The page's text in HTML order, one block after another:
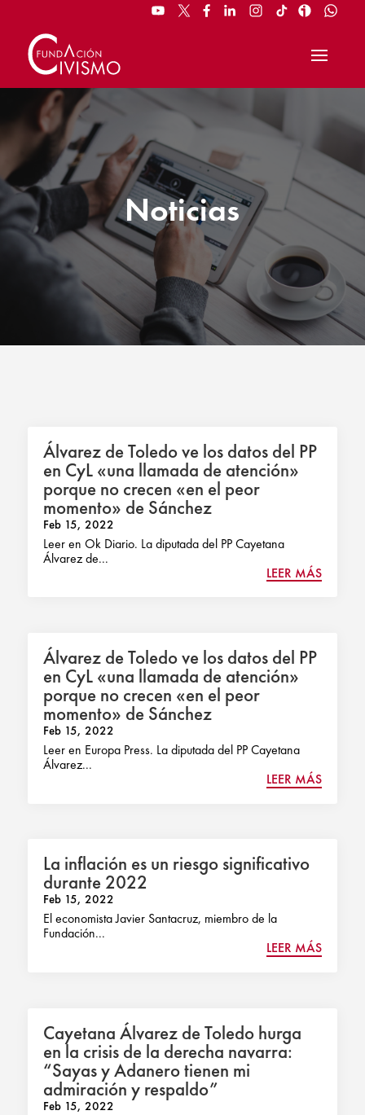
Noticias
Álvarez de Toledo ve los datos del PP
en CyL «una llamada de atención»
porque no crecen «en el peor
momento» de Sánchez
Feb 15, 2022
Leer en Ok Diario. La diputada del PP Cayetana
Álvarez de...
LEER MÁS
Álvarez de Toledo ve los datos del PP
en CyL «una llamada de atención»
porque no crecen «en el peor
momento» de Sánchez
Feb 15, 2022
Leer en Europa Press. La diputada del PP Cayetana
Álvarez...
LEER MÁS
La inflación es un riesgo significativo
durante 2022
Feb 15, 2022
El economista Javier Santacruz, miembro de la
Fundación...
LEER MÁS
Cayetana Álvarez de Toledo hurga
en la crisis de la derecha navarra:
“Sayas y Adanero tienen mi
admiración y respaldo”
Feb 15, 2022